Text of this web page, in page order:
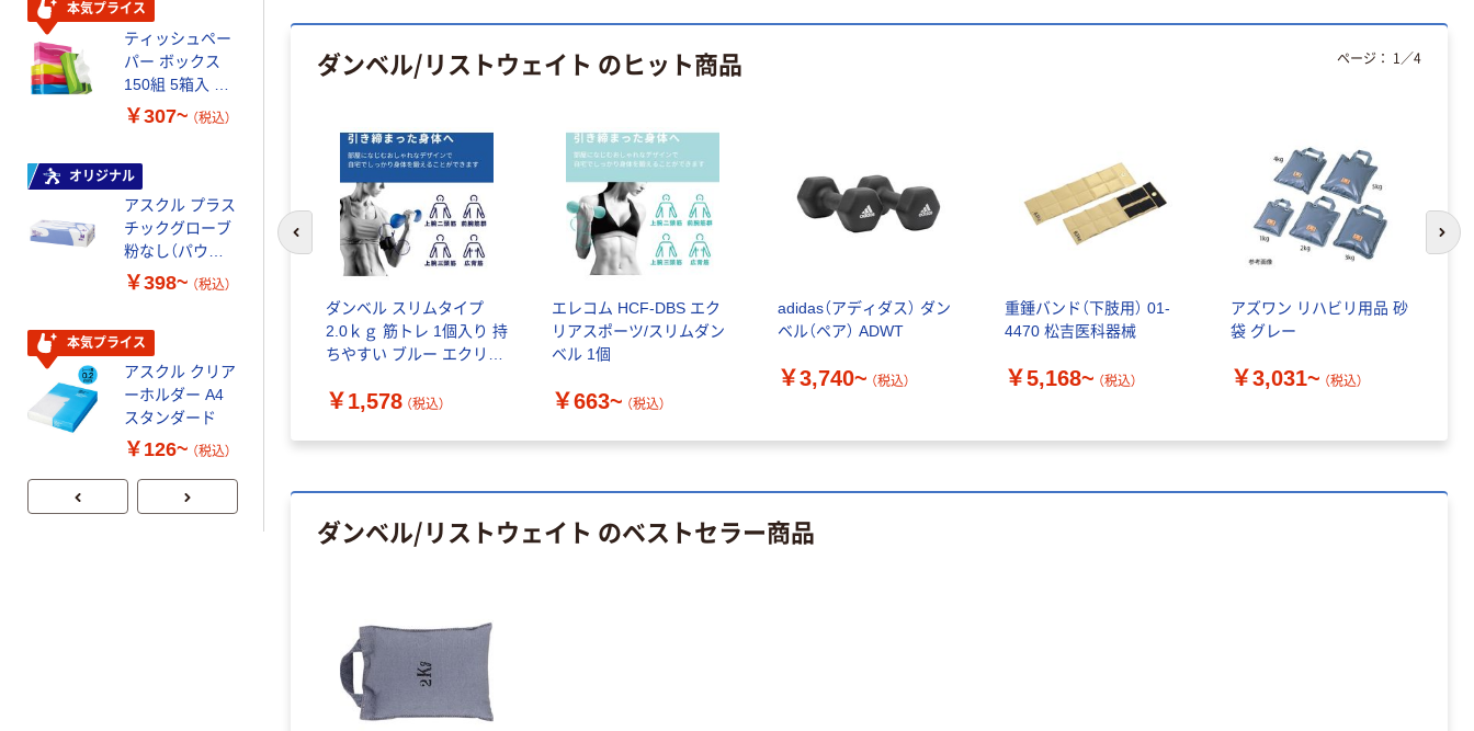
ダンベル/リストウェイト のヒット商品
ダンベル スリムタイプ
2.0ｋｇ 筋トレ 1個入り 持
ちやすい ブルー エクリア
エレコム 1個
￥1,578 （税込）
エレコム HCF-DBS エク
リアスポーツ/スリムダン
ベル 1個
￥663~ （税込）
adidas（アディダス） ダン
ベル（ペア） ADWT
￥3,740~ （税込）
重錘バンド（下肢用） 01-
4470 松吉医科器械
￥5,168~ （税込）
アズワン リハビリ用品 砂
袋 グレー
￥3,031~ （税込）
ページ： 1 ／4
前のスライドへ 次
ダンベル/リストウェイト のベストセラー商品
本気プライス
ティッシュペー
パー ボックス
150組 5箱入 ア
スクル スマート
証
￥307~ （税込）
オリジナル
アスクル プラス
チックグローブ
粉なし（パウダ
ーフリー）
￥398~ （税込）
本気プライス
アスクル クリア
ーホルダー A4
スタンダード
￥126~ （税込）
さしい やわらか
いマスク
ペーパータオル
小判・シングル
再生紙 200枚
FSC認証紙 アス
クルオリジナル
￥143~
本気プライス
レのおそうじシ
ート 大王製紙
共同企画 トイ
トイレシート
￥330~
本気プライス
ペーパータオル
中判 バージンパ
シングル アスク
ルオリジナル
￥156~ （税込）
オリジナル
【アスクル限定】
ファーストレイ
ト ニトリルグ
ト 粉なし（パ
ウダーフリー）
￥698~ （税込）
本気プライス
ファーストレイ
ト ホワイト紙コ
人気商品
サントリー 天然
水 ミネラルウォ
期間限定価格
アスクル プラ
し（パウダーフ
￥298~
パー ボックス
ビッド PEFC認
証
オリジナル
アスクル プラス
チックグローブ
粉なし（パウダ
本気プライス
アスクル クリア
￥126~